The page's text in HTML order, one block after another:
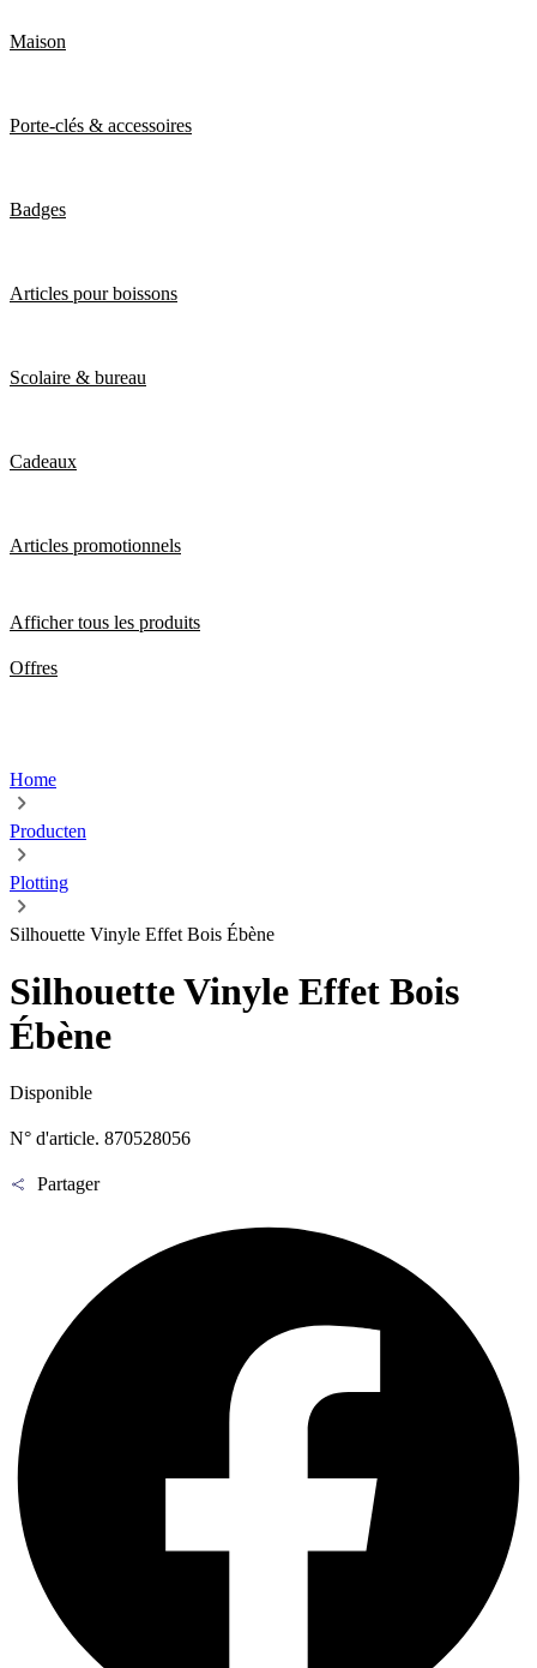
Maison
Porte-clés & accessoires
Badges
Articles pour boissons
Scolaire & bureau
Cadeaux
Articles promotionnels
Afficher tous les produits
Offres
Home
Producten
Plotting
Silhouette Vinyle Effet Bois Ébène
Silhouette Vinyle Effet Bois
Ébène
Disponible
N° d'article. 870528056
Partager